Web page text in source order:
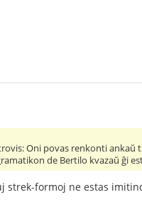
Oni povas renkonti
de Bertilo kvazaŭ ĝi
strek-formoj ne estas